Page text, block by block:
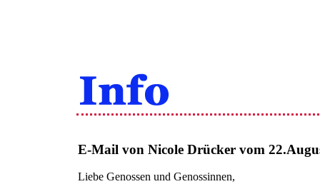
E-Mail von Nicole Drücker vom
Liebe Genossen und Genossinnen,